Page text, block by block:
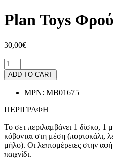
Plan Toys
30,00€
ADD TO CART
MPN: MB01675
ΠΕΡΙΓΡΑΦΗ
Το σετ περιλαμβάνει 1 δίσκο, 1
κόβονται στη μέση (πορτοκάλι,
μήλο). Οι λεπτομέρειες στην
παιχνίδι.